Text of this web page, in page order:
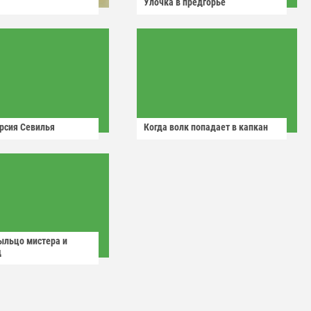
Улочка в предгорье
Севилья Когда волк попадает в капкан
мистера и